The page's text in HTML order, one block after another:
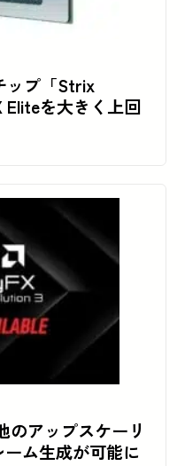
ップ「Strix
を大きく上回
のアップスケーリ
ム生成が可能に